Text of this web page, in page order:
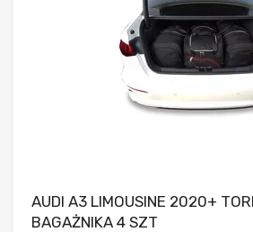
AUDI A3 LIMOUSINE 2020+
BAGAŻNIKA 4 SZT